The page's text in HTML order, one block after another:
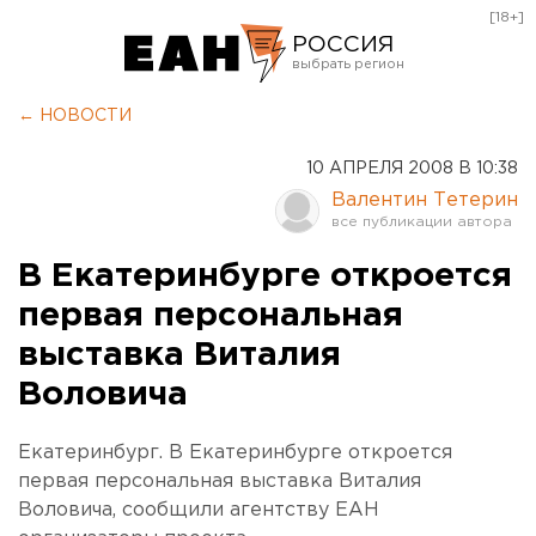
РОССИЯ
Курган
Оренбург
[18+]
← НОВОСТИ
10 АПРЕЛЯ 2008 В 10:38
Валентин Тетерин
В Екатеринбурге откроется
первая персональная
выставка Виталия
Воловича
Екатеринбург. В Екатеринбурге откроется
первая персональная выставка Виталия
Воловича, сообщили агентству ЕАН